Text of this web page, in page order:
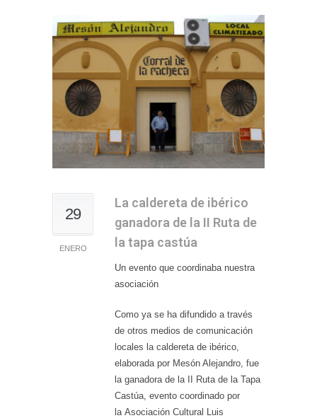
29
ENERO
La caldereta de ibérico
ganadora de la II Ruta de
la tapa castúa
Un evento que coordinaba nuestra
asociación
Como ya se ha difundido a través
de otros medios de comunicación
locales la caldereta de ibérico,
elaborada por Mesón Alejandro, fue
la ganadora de la II Ruta de la Tapa
Castúa, evento coordinado por
la Asociación Cultural Luis